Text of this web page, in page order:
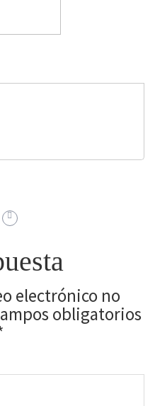
electrónico no
obligatorios